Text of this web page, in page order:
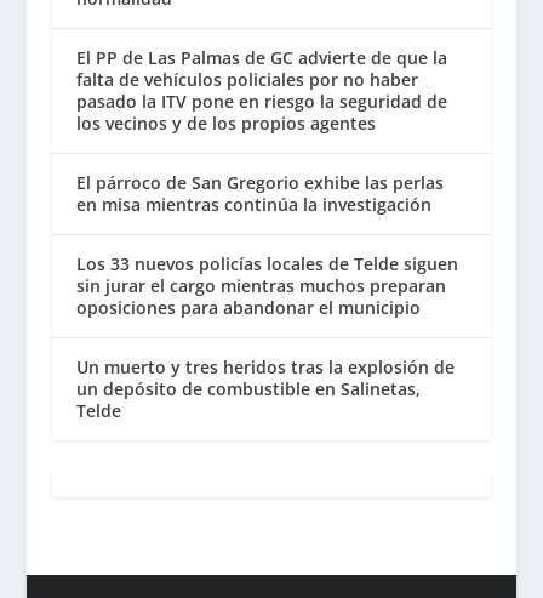
El PP de Las Palmas de GC advierte de que la
falta de vehículos policiales por no haber
pasado la ITV pone en riesgo la seguridad de
los vecinos y de los propios agentes
El párroco de San Gregorio exhibe las perlas
en misa mientras continúa la investigación
Los 33 nuevos policías locales de Telde siguen
sin jurar el cargo mientras muchos preparan
oposiciones para abandonar el municipio
Un muerto y tres heridos tras la explosión de
un depósito de combustible en Salinetas,
Telde